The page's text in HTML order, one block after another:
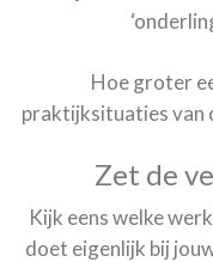
Hoe groter
praktijksituaties van
Zet de
Kijk eens welke
doet eigenlijk bij